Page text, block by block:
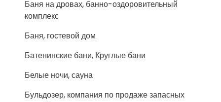
Баня на дровах, банно-оздоровительный
комплекс
Баня, гостевой дом
Батенинские бани, Круглые бани
Белые ночи, сауна
Бульдозер, компания по продаже запасных